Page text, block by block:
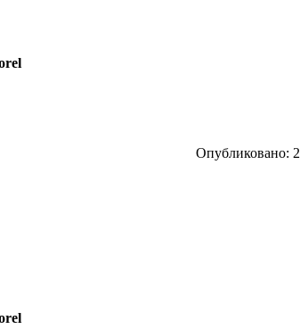
Опубликовано: